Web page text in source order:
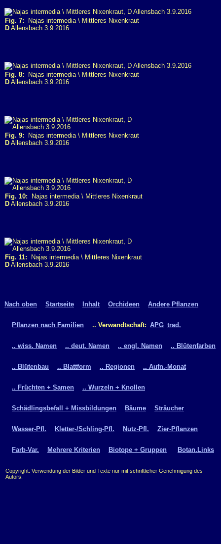
Fig. 7: Najas intermedia \ Mittleres Nixenkraut
D Allensbach 3.9.2016
Fig. 8: Najas intermedia \ Mittleres Nixenkraut
D Allensbach 3.9.2016
Fig. 9: Najas intermedia \ Mittleres Nixenkraut
D Allensbach 3.9.2016
Fig. 10: Najas intermedia \ Mittleres Nixenkraut
D Allensbach 3.9.2016
Fig. 11: Najas intermedia \ Mittleres Nixenkraut
D Allensbach 3.9.2016
Nach oben Startseite Inhalt Orchideen Andere Pflanzen
Pflanzen nach Familien .. Verwandtschaft: APG trad.
.. wiss. Namen .. deut. Namen .. engl. Namen .. Blütenfarben
.. Blütenbau .. Blattform .. Regionen .. Aufn.-Monat
.. Früchten + Samen .. Wurzeln + Knollen
Schädlingsbefall + Missbildungen Bäume Sträucher
Wasser-Pfl. Kletter-/Schling-Pfl. Nutz-Pfl. Zier-Pflanzen
Farb-Var. Mehrere Kriterien Biotope + Gruppen Botan.Links
Copyright: Verwendung der Bilder und Texte nur mit schriftlicher Genehmigung des
Autors.